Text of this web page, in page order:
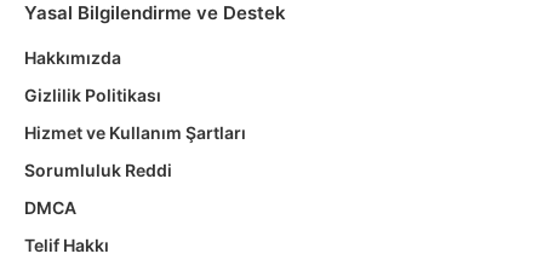
Yasal Bilgilendirme ve Destek
Hakkımızda
Gizlilik Politikası
Hizmet ve Kullanım Şartları
Sorumluluk Reddi
DMCA
Telif Hakkı